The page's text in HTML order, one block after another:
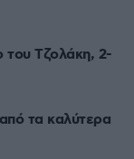
του Τζολάκη, 2-
τα καλύτερα